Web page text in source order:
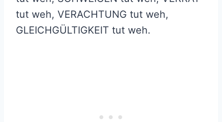
tut weh, VERACHTUNG tut weh,
GLEICHGÜLTIGKEIT tut weh.